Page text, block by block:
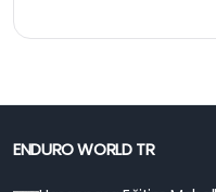
ENDURO WORLD TR